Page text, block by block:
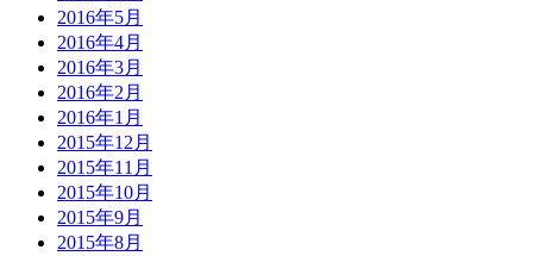
2016年5月
2016年4月
2016年3月
2016年2月
2016年1月
2015年12月
2015年11月
2015年10月
2015年9月
2015年8月